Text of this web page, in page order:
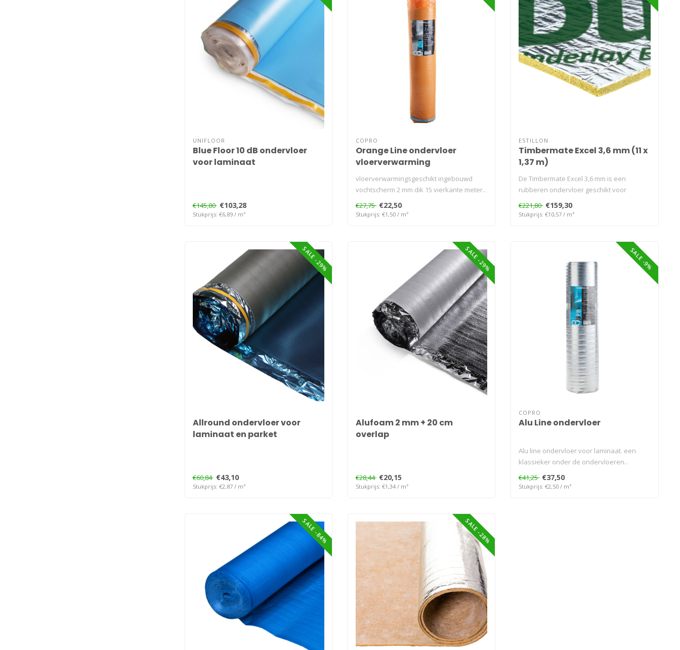
UNIFLOOR
Blue Floor 10 dB ondervloer
voor laminaat
€145,80 €103,28
Stukprijs: €6,89 / m²
COPRO
Orange Line ondervloer
vloerverwarming
vloerverwarmingsgeschikt ingebouwd
vochtscherm 2 mm dik 15 vierkante meter..
€27,75 €22,50
Stukprijs: €1,50 / m²
ESTILLON
Timbermate Excel 3,6 mm (11 x
1,37 m)
De Timbermate Excel 3,6 mm is een
rubberen ondervloer geschikt voor
€221,80 €159,30
Stukprijs: €10,57 / m²
SALE -29%
Allround ondervloer voor
laminaat en parket
€60,84 €43,10
Stukprijs: €2,87 / m²
SALE -29%
Alufoam 2 mm + 20 cm
overlap
€28,44 €20,15
Stukprijs: €1,34 / m²
SALE -9%
COPRO
Alu Line ondervloer
Alu line ondervloer voor laminaat. een
klassieker onder de ondervloeren..
€41,25 €37,50
Stukprijs: €2,50 / m²
SALE -84% SALE -28%